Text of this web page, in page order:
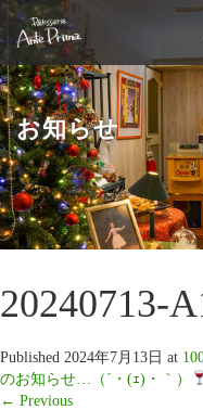
お知らせ
20240713-
Published 2024年7月13日 at
のお知らせ…（´・(ｪ)・｀）
← Previous